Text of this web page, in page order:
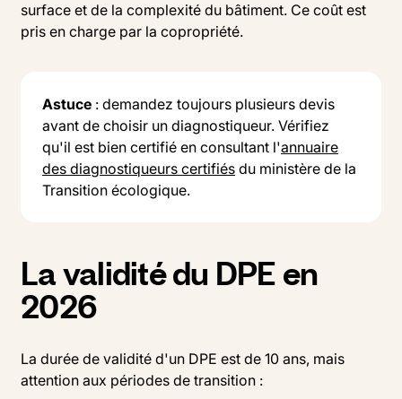
surface et de la complexité du bâtiment. Ce coût est
pris en charge par la copropriété.
Astuce : demandez toujours plusieurs devis
avant de choisir un diagnostiqueur. Vérifiez
qu'il est bien certifié en consultant l'annuaire
des diagnostiqueurs certifiés du ministère de la
Transition écologique.
La validité du DPE en
2026
La durée de validité d'un DPE est de 10 ans, mais
attention aux périodes de transition :